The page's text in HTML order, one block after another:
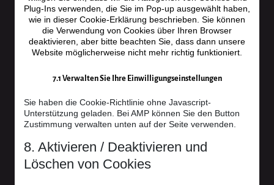
Plug-Ins verwenden, die Sie im Pop-up ausgewählt haben,
wie in dieser Cookie-Erklärung beschrieben. Sie können
die Verwendung von Cookies über Ihren Browser
deaktivieren, aber bitte beachten Sie, dass dann unsere
Website möglicherweise nicht mehr richtig funktioniert.
7.1 Verwalten Sie Ihre Einwilligungseinstellungen
Sie haben die Cookie-Richtlinie ohne Javascript-
Unterstützung geladen. Bei AMP können Sie den Button
Zustimmung verwalten unten auf der Seite verwenden.
8. Aktivieren / Deaktivieren und
Löschen von Cookies